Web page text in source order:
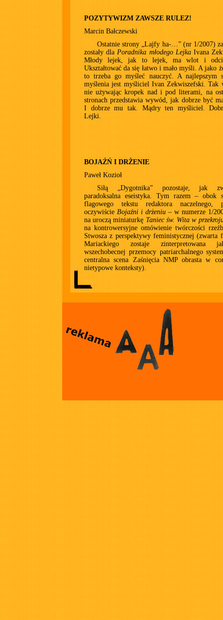
POZYTYWIZM ZAWSZE RULEZ!
Marcin Bałczewski
Ostatnie strony „Lajfy ha-…” (nr 1/2007)
zostały dlaPoradnika młodego LejkaIvana
Młody lejek, jak to lejek, ma wlot i
Ukształtować da się łatwo i mało myśli. A jako
to trzeba go myśleć nauczyć. A najlepszym
myślenia jest myśliciel Ivan Zekwiszefski. Tak
nie używając kropek nad i pod literami, na
stronach przedstawia wywód, jak dobrze być
I dobrze mu tak. Mądry ten myśliciel.
Lejki.
BOJAŹŃ I DRŻENIE
Paweł Kozioł
Siłą „Dygotnika” pozostaje, jak
paradoksalna eseistyka. Tym razem – obok
flagowego tekstu redaktora naczelnego,
oczywiście Bojaźni i drżeniu – w numerze 1/
na uroczą miniaturkę Taniec św. Wita w
na kontrowersyjne omówienie twórczości
Stwosza z perspektywy feministycznej (zwarta
Mariackiego zostaje zinterpretowana
wszechobecnej przemocy patriarchalnego
centralna scena Zaśnięcia NMP obrasta w
nietypowe konteksty).